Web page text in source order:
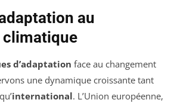
au
d’adaptation face au changement
une dynamique croissante tant
qu’international. L’Union européenne,